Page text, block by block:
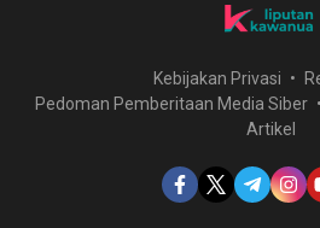
Kebijakan Privasi
Pedoman Pemberitaan Media Siber
Artikel